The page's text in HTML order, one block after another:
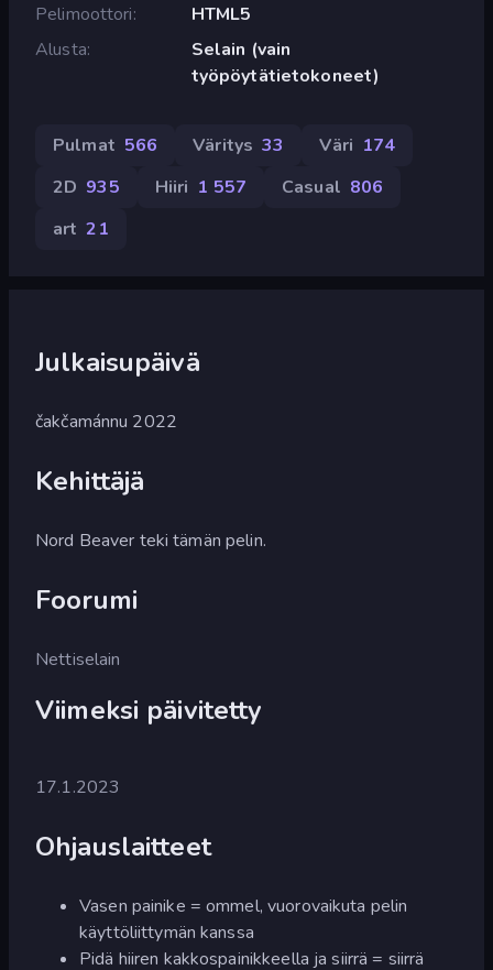
Pelimoottori
HTML5
Alusta
Selain (vain
työpöytätietokoneet)
Pulmat 566 Väritys 33 Väri 174
2D 935 Hiiri 1 557 Casual 806
art 21
Julkaisupäivä
čakčamánnu 2022
Kehittäjä
Nord Beaver teki tämän pelin.
Foorumi
Nettiselain
Viimeksi päivitetty
17.1.2023
Ohjauslaitteet
Vasen painike = ommel, vuorovaikuta pelin
käyttöliittymän kanssa
Pidä hiiren kakkospainikkeella ja siirrä = siirrä